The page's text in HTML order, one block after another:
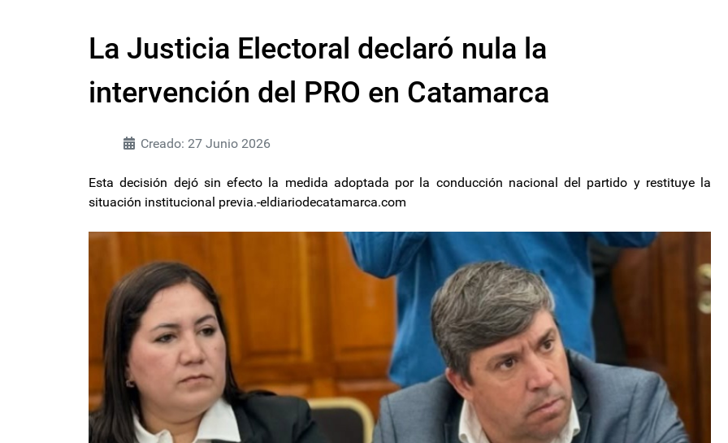
La Justicia Electoral declaró nula la
intervención del PRO en Catamarca
Creado: 27 Junio 2026
Esta decisión dejó sin efecto la medida adoptada por la conducción nacional del partido y restituye la
situación institucional previa.-eldiariodecatamarca.com